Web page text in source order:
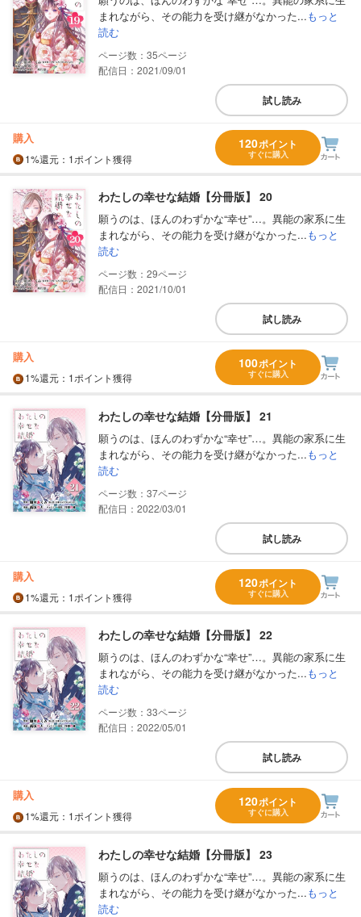
まれながら、その能力を受け継がなかった...もっと
読む
35
配信日：2021/09/01
試し読み
購入
1%還元 ：1ポイント獲得
120ポイント
すぐに購入
わたしの幸せな結婚【分冊版】 20
願うのは、ほんのわずかな“幸せ”…。異能の家系に生
まれながら、その能力を受け継がなかった...もっと
読む
29
配信日：2021/10/01
試し読み
購入
1%還元 ：1ポイント獲得
100ポイント
すぐに購入
わたしの幸せな結婚【分冊版】 21
願うのは、ほんのわずかな“幸せ”…。異能の家系に生
まれながら、その能力を受け継がなかった...もっと
読む
37
配信日：2022/03/01
試し読み
購入
1%還元 ：1ポイント獲得
120ポイント
すぐに購入
わたしの幸せな結婚【分冊版】 22
願うのは、ほんのわずかな“幸せ”…。異能の家系に生
まれながら、その能力を受け継がなかった...もっと
読む
33
配信日：2022/05/01
試し読み
購入
1%還元 ：1ポイント獲得
120ポイント
すぐに購入
わたしの幸せな結婚【分冊版】 23
願うのは、ほんのわずかな“幸せ”…。異能の家系に生
まれながら、その能力を受け継がなかった...もっと
読む